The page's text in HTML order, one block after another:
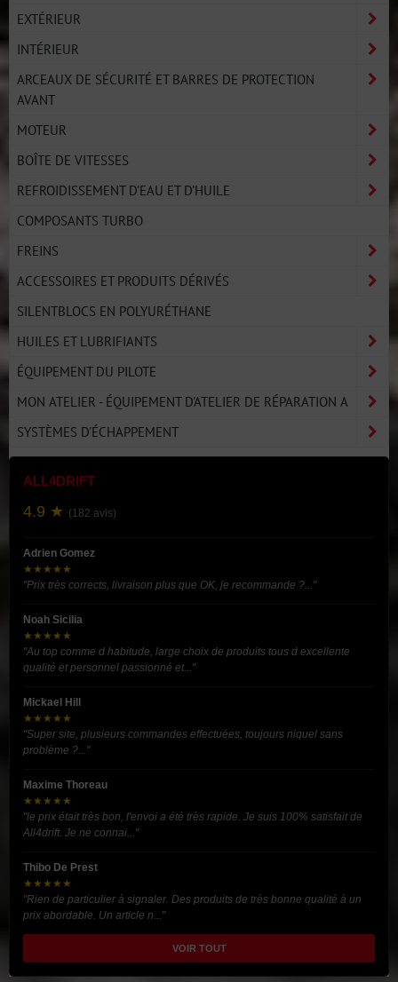
EXTÉRIEUR
INTÉRIEUR
ARCEAUX DE SÉCURITÉ ET BARRES DE PROTECTION
AVANT
MOTEUR
BOÎTE DE VITESSES
REFROIDISSEMENT D'EAU ET D'HUILE
COMPOSANTS TURBO
FREINS
ACCESSOIRES ET PRODUITS DÉRIVÉS
SILENTBLOCS EN POLYURÉTHANE
HUILES ET LUBRIFIANTS
ÉQUIPEMENT DU PILOTE
MON ATELIER - ÉQUIPEMENT D'ATELIER DE RÉPARATION A
SYSTÈMES D'ÉCHAPPEMENT
ALL4DRIFT
4.9 ★ (182 avis)
Adrien Gomez
★★★★★
"Prix très corrects, livraison plus que OK, je recommande ?..."
Noah Sicilia
★★★★★
"Au top comme d habitude, large choix de produits tous d excellente
qualité et personnel passionné et..."
Mickael Hill
★★★★★
"Super site, plusieurs commandes effectuées, toujours niquel sans
problème ?..."
Maxime Thoreau
★★★★★
"le prix était très bon, l'envoi a été très rapide. Je suis 100% satisfait de
All4drift. Je ne connai..."
Thibo De Prest
★★★★★
"Rien de particulier à signaler. Des produits de très bonne qualité à un
prix abordable. Un article n..."
VOIR TOUT